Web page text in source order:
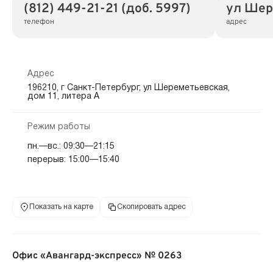
(812) 449-21-21 (доб. 5997)
телефон
ул
адрес
Адрес
196210, г Санкт-Петербург, ул Шереметьевская,
дом 11, литера А
Режим работы
пн.—вс.: 09:30—21:15
перерыв: 15:00—15:40
Показать на карте Скопировать адрес
Офис «Авангард-экспресс» № 0263